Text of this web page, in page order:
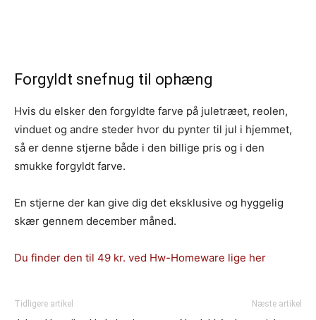
Forgyldt snefnug til ophæng
Hvis du elsker den forgyldte farve på juletræet, reolen,
vinduet og andre steder hvor du pynter til jul i hjemmet,
så er denne stjerne både i den billige pris og i den
smukke forgyldt farve.
En stjerne der kan give dig det eksklusive og hyggelig
skær gennem december måned.
Du finder den til 49 kr. ved Hw-Homeware lige her
Tidligere artikel Næste artikel